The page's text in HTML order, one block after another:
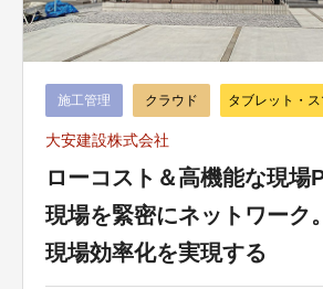
施工管理 クラウド タブレット・
大安建設株式会社
ローコスト＆高機能な現場
現場を緊密にネットワーク
現場効率化を実現する